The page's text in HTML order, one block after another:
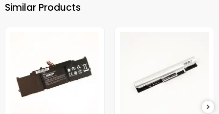
Similar Products